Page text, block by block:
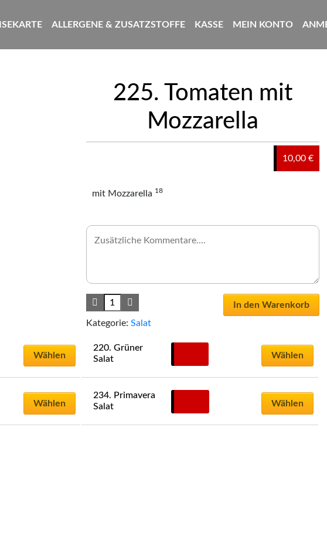
ALLERGENE & ZUSATZSTOFFE KASSE MEIN KONTO
225. Tomaten mit
Mozzarella
10,00 €
mit Mozzarella 18
In den Warenkorb
Kategorie: Salat
Wählen
220. Grüner
Salat
Wählen
Wählen
234. Primavera
Salat
Wählen